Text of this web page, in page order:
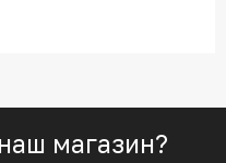
магазин?